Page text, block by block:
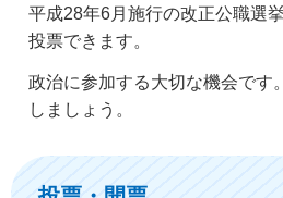
平成28年6月施行の改正公職選
投票できます。
政治に参加する大切な機会です
しましょう。